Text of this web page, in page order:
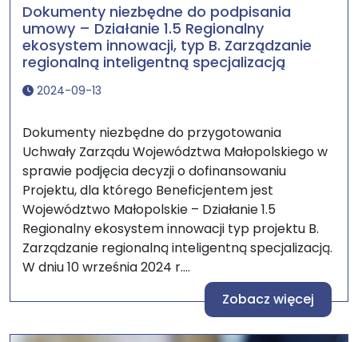
Dokumenty niezbędne do podpisania
umowy – Działanie 1.5 Regionalny
ekosystem innowacji, typ B. Zarządzanie
regionalną inteligentną specjalizacją
2024-09-13
Dokumenty niezbędne do przygotowania
Uchwały Zarządu Województwa Małopolskiego w
sprawie podjęcia decyzji o dofinansowaniu
Projektu, dla którego Beneficjentem jest
Województwo Małopolskie – Działanie 1.5
Regionalny ekosystem innowacji typ projektu B.
Zarządzanie regionalną inteligentną specjalizacją.
W dniu 10 września 2024 r....
Zobacz więcej